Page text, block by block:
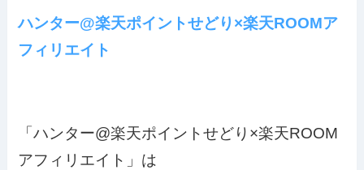
ハンター@楽天ポイントせどり×楽天ROOMア
フィリエイト
「ハンター@楽天ポイントせどり×楽天ROOM
アフィリエイト」は